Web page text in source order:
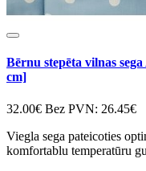
Bērnu stepēta vilnas
cm]
32.00€ Bez PVN: 26.45€
Viegla sega pateicoties
komfortablu temperatūru